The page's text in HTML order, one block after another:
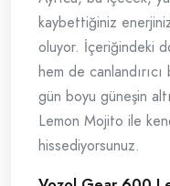
kaybettiğiniz
oluyor. İçeriğindeki
hem de
gün boyu güneşin
Lemon Mojito ile
hissediyorsunuz.